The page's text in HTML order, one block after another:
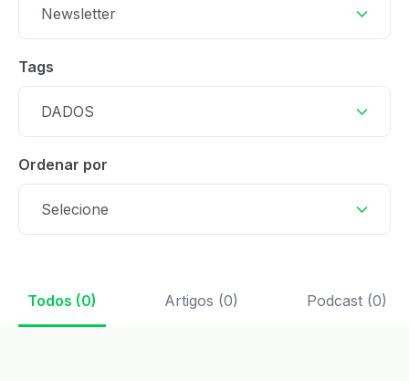
Newsletter
Tags
DADOS
Ordenar por
Selecione
Todos (0) Artigos (0) Podcast (0)